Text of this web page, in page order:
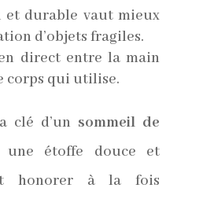
et durable vaut mieux
d’objets fragiles.
direct entre la main
corps qui utilise.
clé d’un sommeil de
une étoffe douce et
honorer à la fois